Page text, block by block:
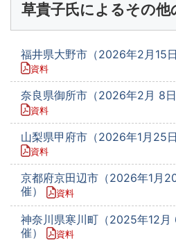
草貴子氏によるその他
福井県大野市（2026年2月15
資料
奈良県御所市（2026年2月 8日
資料
山梨県甲府市（2026年1月25
資料
京都府京田辺市（2026年1月
催）
資料
神奈川県寒川町（2025年12
催）
資料